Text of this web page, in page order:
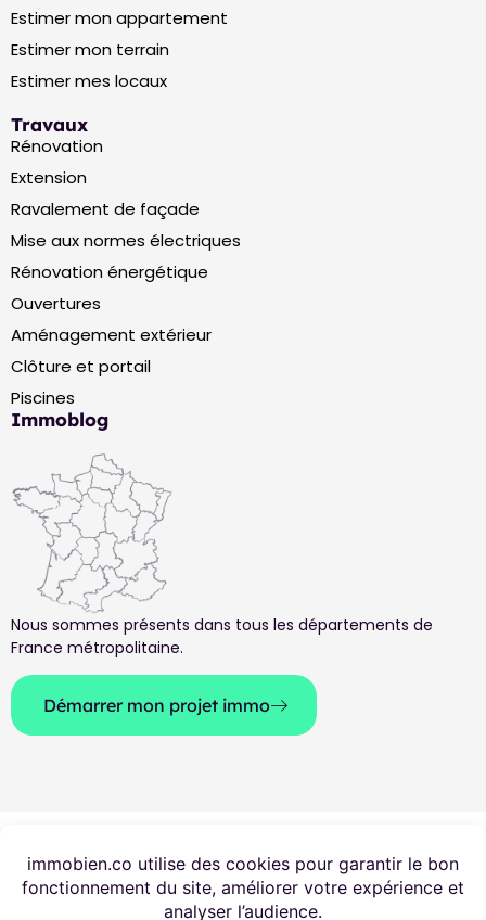
Estimer mon appartement
Estimer mon terrain
Estimer mes locaux
Travaux
Rénovation
Extension
Ravalement de façade
Mise aux normes électriques
Rénovation énergétique
Ouvertures
Aménagement extérieur
Clôture et portail
Piscines
Immoblog
Nous sommes présents dans tous les départements de
France métropolitaine.
Démarrer mon projet immo